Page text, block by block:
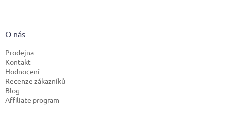
O nás
Prodejna
Kontakt
Hodnocení
Recenze zákazníků
Blog
Affiliate program